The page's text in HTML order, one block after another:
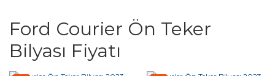
Ford Courier Ön Teker
Bilyası Fiyatı